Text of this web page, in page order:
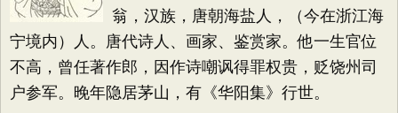
翁，汉族，唐朝海盐人，（今在浙江海
宁境内）人。唐代诗人、画家、鉴赏家。他一生官位
不高，曾任著作郎，因作诗嘲讽得罪权贵，贬饶州司
户参军。晚年隐居茅山，有《华阳集》行世。